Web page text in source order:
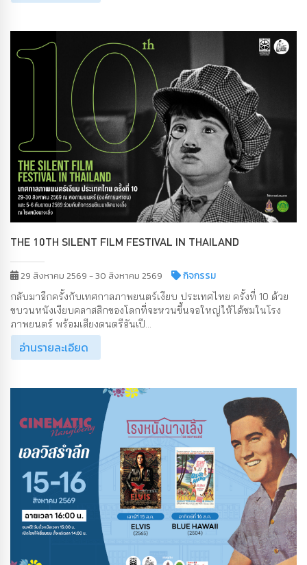
THE 10TH SILENT FILM FESTIVAL IN THAILAND
29 สิงหาคม 2569 - 30 สิงหาคม 2569 กิจกรรม
กลับมาอีกครั้งกับเทศกาลภาพยนตร์เงียบ ประเทศไทย ครั้งที่ 10 ด้วย
ขบวนหนังเงียบคลาสสิกของโลกที่จะหวนขึ้นจอใหญ่ให้ได้ชมในโรง
ภาพยนตร์ พร้อมเสียงดนตรีอันเปี...
อ่านรายละเอียด